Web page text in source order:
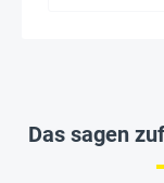
Das sagen